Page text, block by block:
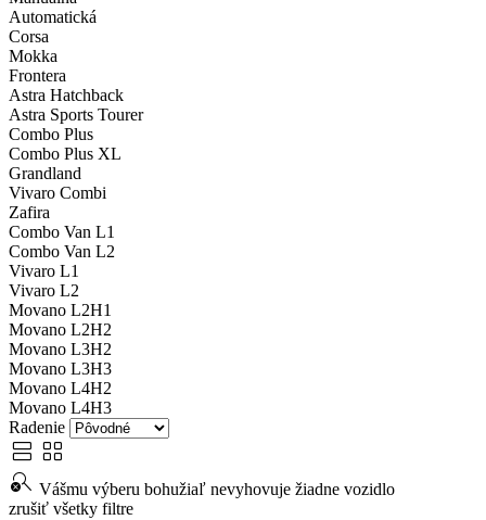
Automatická
Corsa
Mokka
Frontera
Astra Hatchback
Astra Sports Tourer
Combo Plus
Combo Plus XL
Grandland
Vivaro Combi
Zafira
Combo Van L1
Combo Van L2
Vivaro L1
Vivaro L2
Movano L2H1
Movano L2H2
Movano L3H2
Movano L3H3
Movano L4H2
Movano L4H3
Radenie
view_agenda view_cozy
search_off Vášmu výberu bohužiaľ nevyhovuje žiadne vozidlo
zrušiť všetky filtre